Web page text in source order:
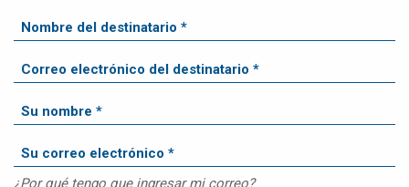
¿Por qué tengo que ingresar mi correo?